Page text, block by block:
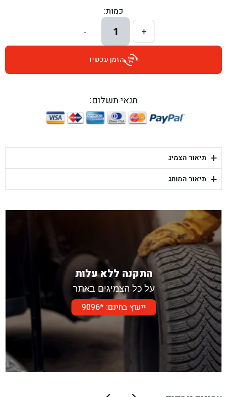
בן גל - הרצל 6, גדרה - גדרה
בן גל - שדרות דוד בן גוריון 8, באר שבע - באר שבע
בן גל - היובלים 26, הוד השרון - הוד השרון
בן גל - יפת 88, תל אביב יפו - תל אביב
בן גל - דור אלון הר טוב - בית שמש
כמות:
+
1
-
הזמן עכשיו
תנאי תשלום:
+ תיאור הצמיג
+ תיאור המותג
התקנה ללא עלות
על כל הצמיגים באתר
ייעוץ בחינם: *9096